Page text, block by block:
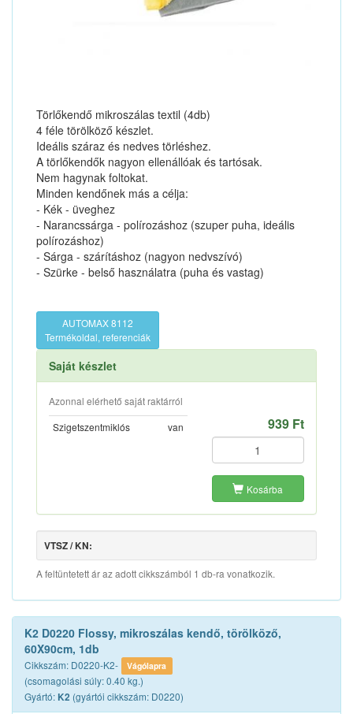
Törlőkendő mikroszálas textil (4db)
4 féle törölköző készlet.
Ideális száraz és nedves törléshez.
A törlőkendők nagyon ellenállóak és tartósak.
Nem hagynak foltokat.
Minden kendőnek más a célja:
- Kék - üveghez
- Narancssárga - polírozáshoz (szuper puha, ideális
polírozáshoz)
- Sárga - szárításhoz (nagyon nedvszívó)
- Szürke - belső használatra (puha és vastag)
AUTOMAX 8112
Termékoldal, referenciák
Saját készlet
Azonnal elérhető saját raktárról
Szigetszentmiklós
van 939 Ft
Kosárba
VTSZ / KN:
A feltüntetett ár az adott cikkszámból 1 db-ra vonatkozik.
K2 D0220 Flossy, mikroszálas kendő, törölköző,
60X90cm, 1db
Cikkszám: D0220-K2- Vágólapra
(csomagolási súly: 0.40 kg.)
Gyártó: K2 (gyártói cikkszám: D0220)